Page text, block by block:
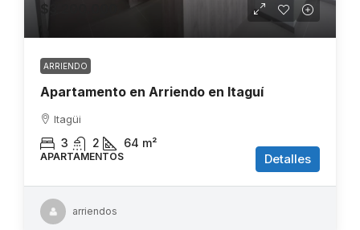
$3.200.000
ARRIENDO
Apartamento en Arriendo en Itaguí
Itagüi
3 2 64 m²
APARTAMENTOS Detalles
arriendos